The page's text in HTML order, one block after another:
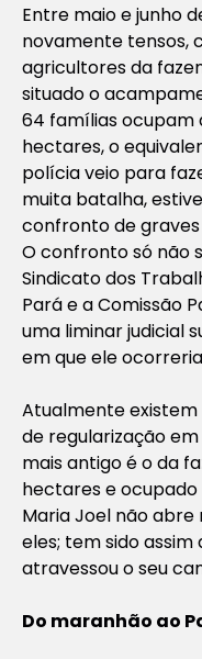
Entre maio e junho
novamente tensos,
agricultores da
situado o
64 famílias ocupam
hectares, o
polícia veio para
muita batalha,
confronto de
O confronto só não
Sindicato dos
Pará e a Comissão
uma liminar judicial
em que ele
Atualmente
de regularização
mais antigo é o da
hectares e ocupado
Maria Joel não
eles; tem sido
atravessou o seu
Do maranhão ao